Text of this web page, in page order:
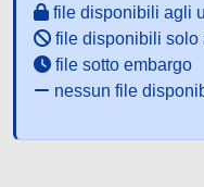
file disponibili agli
file disponibili solo
file sotto embargo
nessun file